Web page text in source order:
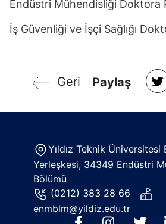
Endüstri Mühendisliği Doktora
İş Güvenliği ve İşçi Sağlığı
Geri Paylaş
Yıldız Teknik Üniversitesi
Yerleşkesi, 34349 Endüstri
Bölümü
(0212) 383 28 66
enmblm@yildiz.edu.tr